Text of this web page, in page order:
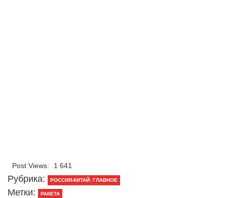
Post Views: 1 641
Рубрика: РОССИЯ-КИТАЙ: ГЛАВНОЕ
Метки: РАКЕТА